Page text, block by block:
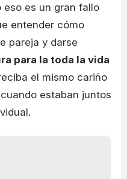
eso es un gran fallo
entender cómo
pareja y darse
para la toda la vida
el mismo cariño
estaban juntos